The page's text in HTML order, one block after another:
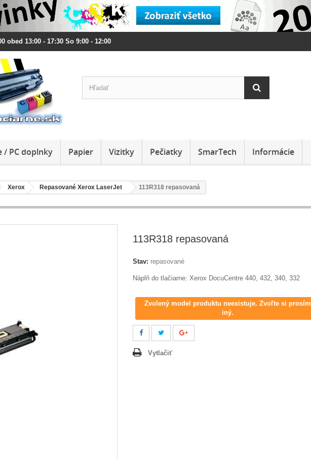
obed 13:00 - 17:30 So 9:00 - 12:00
/ PC doplnky Papier Vizitky Pečiatky SmarTech Informácie
Xerox Repasované Xerox LaserJet 113R318 repasovaná
113R318 repasovaná
Stav: repasované
Náplň do tlačiarne: Xerox DocuCentre 440, 432, 340, 332
Zvolený model produktu neexistuje. Zvoľte si prosím
iný.
Vytlačiť